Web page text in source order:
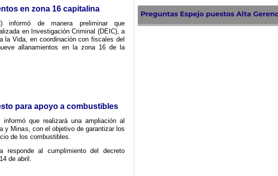
en zona 16 capitalina
informó de manera preliminar que
en Investigación Criminal (DEIC), a
la Vida, en coordinación con fiscales del
allanamientos en la zona 16 de la
para apoyo a combustibles
que realizará una ampliación al
y Minas, con el objetivo de garantizar los
de los combustibles.
responde al cumplimiento del decreto
de abril.